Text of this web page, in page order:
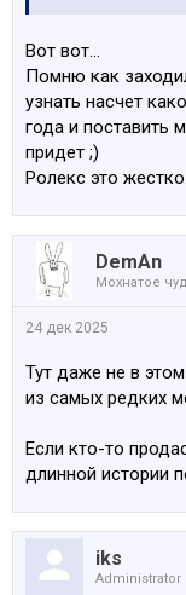
Вот вот…
Помню как
узнать насчет
года и поставить
придет ;)
Ролекс это
DemAn
Мохнатое
24 дек 2025
Тут даже не в
из самых редких
Если кто-то
длинной истории
iks
Administrator